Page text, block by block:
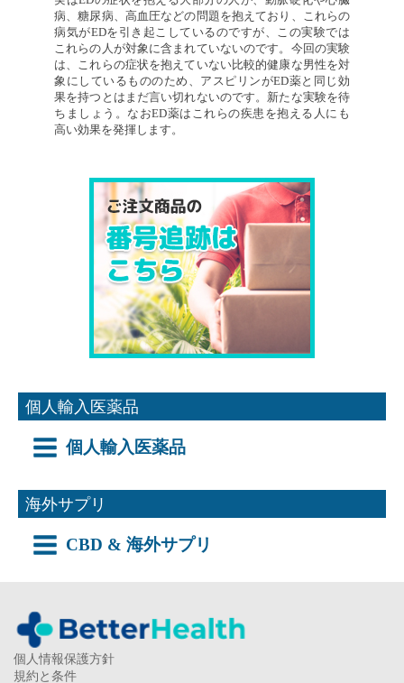
病、糖尿病、高血圧などの問題を抱えており、これらの
病気がEDを引き起こしているのですが、この実験では
これらの人が対象に含まれていないのです。今回の実験
は、これらの症状を抱えていない比較的健康な男性を対
象にしているもののため、アスピリンがED薬と同じ効
果を持つとはまだ言い切れないのです。新たな実験を待
ちましょう。なおED薬はこれらの疾患を抱える人にも
高い効果を発揮します。
個人輸入医薬品
個人輸入医薬品
海外サプリ
CBD & 海外サプリ
個人情報保護方針
規約と条件